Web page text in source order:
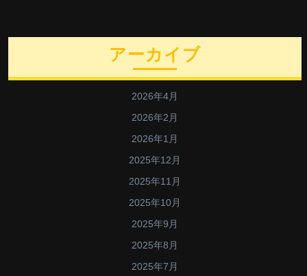
アーカイブ
2026年4月
2026年2月
2026年1月
2025年12月
2025年11月
2025年10月
2025年9月
2025年8月
2025年7月